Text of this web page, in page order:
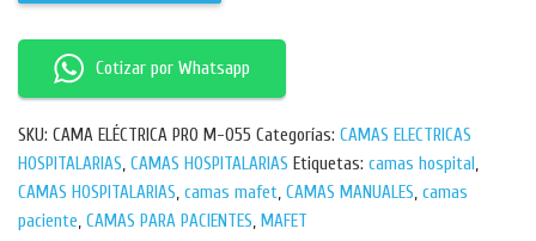
Cotizar por Whatsapp
SKU: CAMA ELÉCTRICA PRO M-055 Categorías: CAMAS ELECTRICAS
HOSPITALARIAS, CAMAS HOSPITALARIAS Etiquetas: camas hospital ,
CAMAS HOSPITALARIAS, camas mafet, CAMAS MANUALES, camas
paciente, CAMAS PARA PACIENTES, MAFET